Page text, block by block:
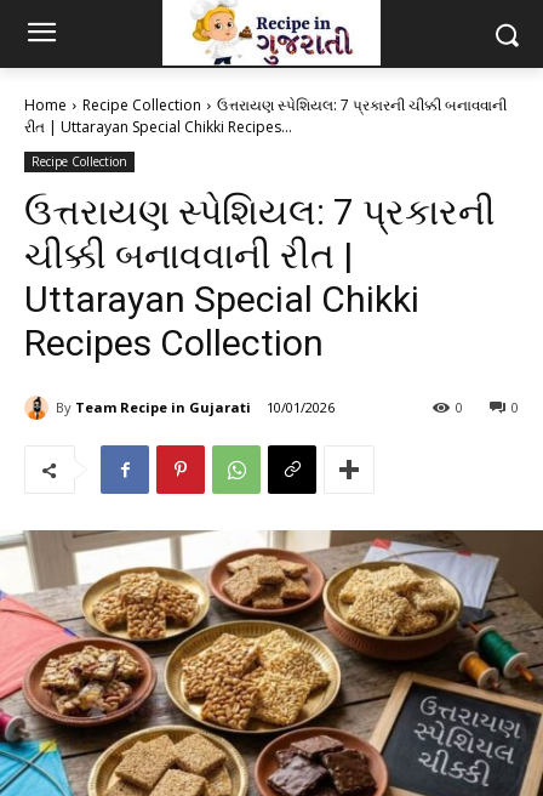
Home Recipe Collection
ઉત્તરાયણ સ્પેશિયલ: 7 પ્રકારની ચીક્કી બનાવવાની
રીત | Uttarayan Special Chikki Recipes...
Recipe Collection
ઉત્તરાયણ સ્પેશિયલ: 7 પ્રકારની
ચીક્કી બનાવવાની રીત |
Uttarayan Special Chikki
Recipes Collection
By Team Recipe in Gujarati 10/01/2026 0
0